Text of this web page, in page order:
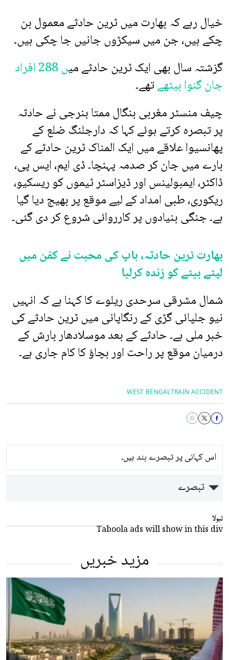
خیال رہے کہ بھارت میں ٹرین حادثے معمول بن
چکے ہیں، جن میں سیکڑوں جانیں جا چکی ہیں۔
گزشتہ سال بھی ایک ٹرین حادثے می
ں 288 افراد
جان گنوا بیٹھےتھے۔
چیف منسٹر مغربی بنگال ممتا بنرجی نے حادثہ
پر تبصرہ کرتے ہوئے کہا کہ دارجلنگ ضلع کے
پھانسیوا علاقے میں ایک المناک ٹرین حادثے کے
بارے میں جان کر صدمہ پہنچا۔ ڈی ایم، ایس پی،
ڈاکٹر، ایمبولینس اور ڈیزاسٹر ٹیموں کو ریسکیو،
ریکوری، طبی امداد کے لیے موقع پر بھیج دیا گیا
ہے۔ جنگی بنیادوں پر کارروائی شروع کر دی گئی۔
بھارت ٹرین حادثہ، باپ کی محبت نے کفن میں
لپٹے بیٹے کو زندہ کرلیا
شمال مشرقی سرحدی ریلوے کا کہنا ہے کہ انہیں
نیو جلپائی گڑی کے رنگاپانی میں ٹرین حادثے کی
خبر ملی ہے۔ حادثے کے بعد موسلادھار بارش کے
درمیان موقع پر راحت اور بچاؤ کا کام جاری ہے۔
TRAIN ACCIDENT
WEST BENGAL
اس کہانی پر تبصرے بند ہیں۔
تبصرے
تبولا
Taboola ads will show in this div
مزید خبریں